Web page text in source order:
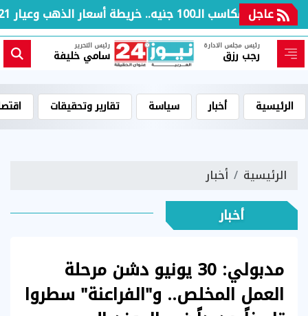
عاجل
بعد مكاسب الـ100 جنيه.. خريطة أسعار الذهب وعيار 21 بالعطلة الأسبوعية
رئيس مجلس الادارة
رجب رزق
رئيس التحرير
سامي خليفة
الرئيسية أخبار سياسة تقارير وتحقيقات
الرئيسية أخبار
أخبار
مدبولي: 30 يونيو دشن مرحلة
العمل المخلص.. و"الفراعنة" سطروا